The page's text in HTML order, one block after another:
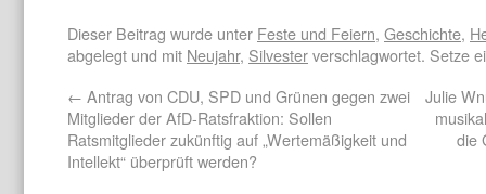
Dieser Beitrag wurde unter Feste und Feiern, Geschichte,
abgelegt und mit Neujahr, Silvesterverschlagwortet. Setze
← Antrag von CDU, SPD und Grünen gegen zwei
Mitglieder der AfD-Ratsfraktion: Sollen
Ratsmitglieder zukünftig auf „Wertemäßigkeit und
Intellekt“ überprüft werden?
Julie
die